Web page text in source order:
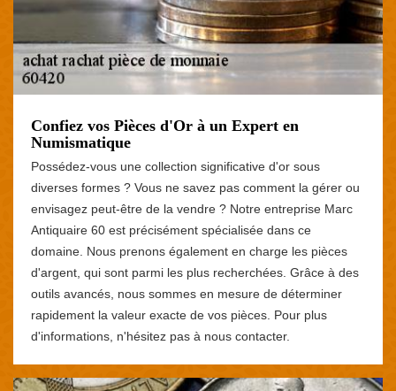
Confiez vos Pièces d'Or à un Expert en
Numismatique
Possédez-vous une collection significative d'or sous
diverses formes ? Vous ne savez pas comment la gérer ou
envisagez peut-être de la vendre ? Notre entreprise Marc
Antiquaire 60 est précisément spécialisée dans ce
domaine. Nous prenons également en charge les pièces
d'argent, qui sont parmi les plus recherchées. Grâce à des
outils avancés, nous sommes en mesure de déterminer
rapidement la valeur exacte de vos pièces. Pour plus
d'informations, n'hésitez pas à nous contacter.